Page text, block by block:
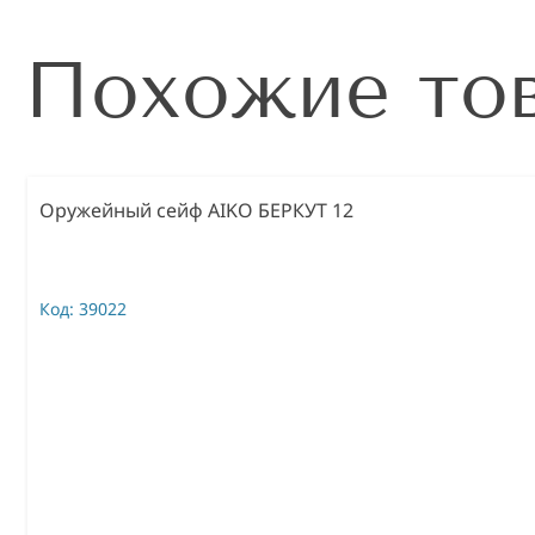
Похожие
Оружейный сейф AIKO БЕРКУТ 12
Код: 39022